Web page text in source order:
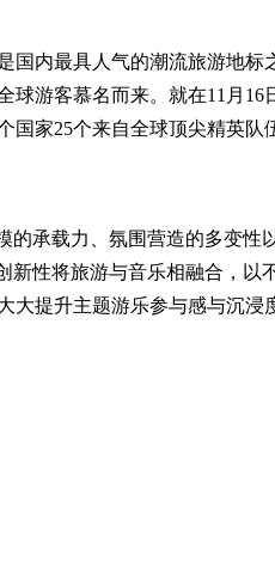
国内最具人气的潮流旅游地标
游客慕名而来。就在11月16
国家25个来自全球顶尖精英队
的承载力、氛围营造的多变性
新性将旅游与音乐相融合，以
大提升主题游乐参与感与沉浸